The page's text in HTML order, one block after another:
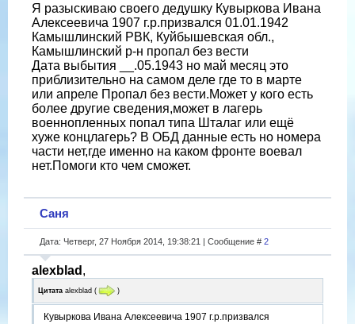
Я разыскиваю своего дедушку Кувыркова Ивана
Алексеевича 1907 г.р.призвался 01.01.1942
Камышлинский РВК, Куйбышевская обл.,
Камышлинский р-н пропал без вести
Дата выбытия __.05.1943 но май месяц это
приблизительно на самом деле где то в марте
или апреле Пропал без вести.Может у кого есть
более другие сведения,может в лагерь
военнопленных попал типа Шталаг или ещё
хуже концлагерь? В ОБД данные есть но номера
части нет,где именно на каком фронте воевал
нет.Помоги кто чем сможет.
Саня
Дата: Четверг, 27 Ноября 2014, 19:38:21 | Сообщение # 2
alexblad ,
Цитата alexblad ( )
Кувыркова Ивана Алексеевича 1907 г.р.призвался